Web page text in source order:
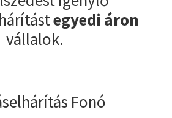
egyedi áron
vállalok.
Fonó